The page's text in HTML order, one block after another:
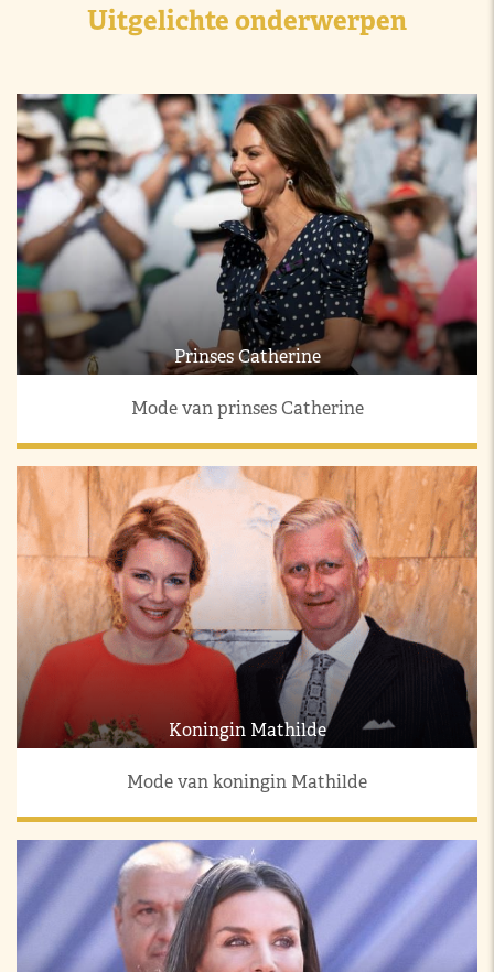
Uitgelichte onderwerpen
Prinses Catherine
Mode van prinses Catherine
Koningin Mathilde
Mode van koningin Mathilde